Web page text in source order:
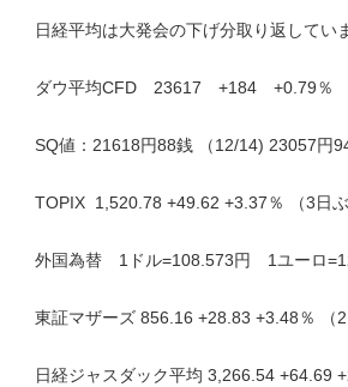
日経平均は大発会の下げ分取り返してい
ダウ平均CFD 23617 +184 +0.79％
SQ値：21618円88銭 （12/14) 23057円
TOPIX 1,520.78 +49.62 +3.37％ （3日ぶ
外国為替 1ドル=108.573円 1ユーロ
東証マザーズ 856.16 +28.83 +3.48％ （2
日経ジャスダック平均 3,266.54 +64.69